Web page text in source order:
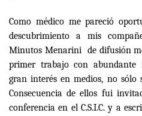
Como médico me pareció
descubrimiento a mis
Minutos Menarini de difusión
primer trabajo con abundante
gran interés en medios, no sólo
Consecuencia de ellos fui
conferencia en el C.S.I.C. y a